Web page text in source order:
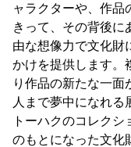
ャラクターや、作品
きって、その背後に
由な想像力で文化財
かけを提供します。
り作品の新たな一面
人まで夢中になれる
トーハクのコレク
のもとになった文化